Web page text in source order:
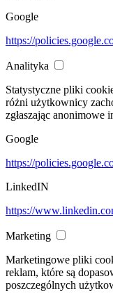
Google
https://
Analityka
Statystyczne pliki
różni użytkownicy
zgłaszając anonimowe
Google
https://
LinkedIN
https://
Marketing
Marketingowe pliki
reklam, które są
poszczególnych